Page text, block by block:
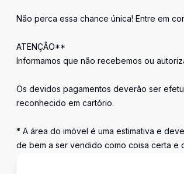
Não perca essa chance única! Entre em
ATENÇÃO**
Informamos que não recebemos ou
Os devidos pagamentos deverão ser
reconhecido em cartório.
* A área do imóvel é uma estimativa e
de bem a ser vendido como coisa certa e